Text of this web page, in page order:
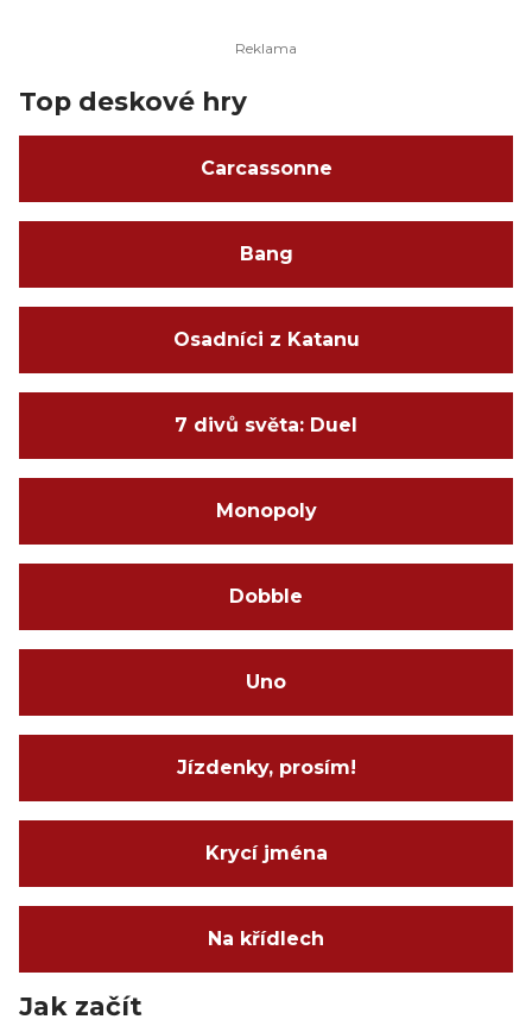
Top deskové hry
Carcassonne
Bang
Osadníci z Katanu
7 divů světa: Duel
Monopoly
Dobble
Uno
Jízdenky, prosím!
Krycí jména
Na křídlech
Jak začít